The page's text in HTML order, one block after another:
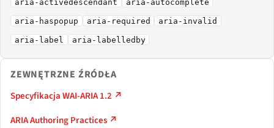
aria-activedescendant aria-autocomplete
aria-haspopup aria-required aria-invalid
aria-label aria-labelledby
ZEWNĘTRZNE ŹRÓDŁA
Specyfikacja WAI-ARIA 1.2 ↗
ARIA Authoring Practices ↗